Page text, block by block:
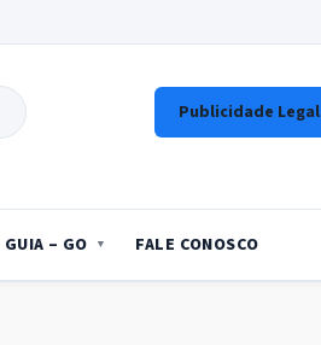
Publicidade Legal
GUIA – GO FALE CONOSCO